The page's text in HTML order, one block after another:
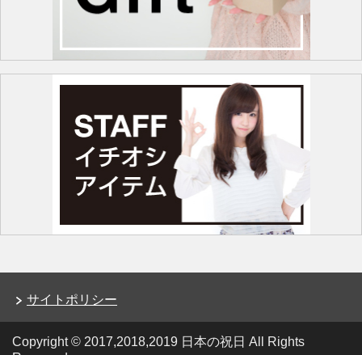
サイトポリシー
Copyright © 2017,2018,2019 日本の祝日 All Rights